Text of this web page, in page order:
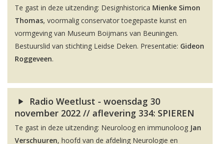
Te gast in deze uitzending: Designhistorica Mienke Simon
Thomas, voormalig conservator toegepaste kunst en
vormgeving van Museum Boijmans van Beuningen.
Bestuurslid van stichting Leidse Deken. Presentatie: Gideon
Roggeveen.
Radio Weetlust - woensdag 30
november 2022 // aflevering 334: SPIEREN
Te gast in deze uitzending: Neuroloog en immunoloog Jan
Verschuuren, hoofd van de afdeling Neurologie en